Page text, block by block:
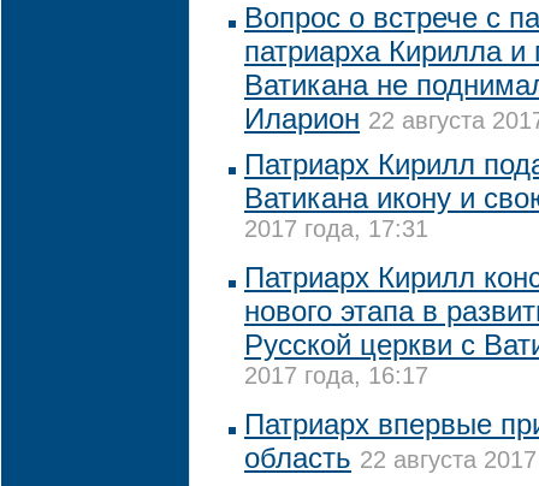
Вопрос о встрече с
патриарха Кирилла и
Ватикана не
Иларион 22 августа
Патриарх Кирилл
Ватикана икону и
2017 года, 17:31
Патриарх Кирилл
нового этапа в
Русской церкви с
2017 года, 16:17
Патриарх впервые
область 22 августа